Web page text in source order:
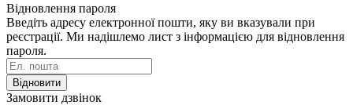
Відновлення пароля
Введіть адресу електронної пошти, яку ви вказували при
реєстрації. Ми надішлемо лист з інформацією для відновлення
пароля.
Відновити
Замовити дзвінок